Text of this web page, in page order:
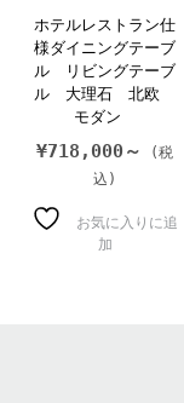
ホテルレストラン仕
様ダイニングテーブ
ル リビングテーブ
ル 大理石 北欧
モダン
¥718,000～
お気に入りに追
加